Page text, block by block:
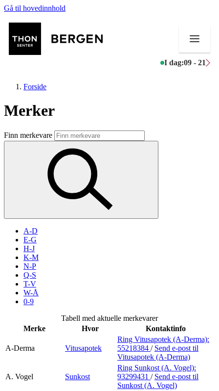
Gå til hovedinnhold
I dag:09 - 21
Butikker
Mat og drikke
Aktiviteter
Inspirasjon
Søk
Praktisk informasjon
Ledige stillinger
Forside
Merker
Finn merkevare
A-D
E-G
H-J
K-M
N-P
Q-S
T-V
W-Å
0-9
Tabell med aktuelle merkevarer
Merke
Hvor Kontaktinfo
A-Derma Vitusapotek
Ring Vitusapotek (A-Derma):
55218384 / Send e-post til
Vitusapotek (A-Derma)
A. Vogel Sunkost
Ring Sunkost (A. Vogel):
93299431 / Send e-post til
Sunkost (A. Vogel)